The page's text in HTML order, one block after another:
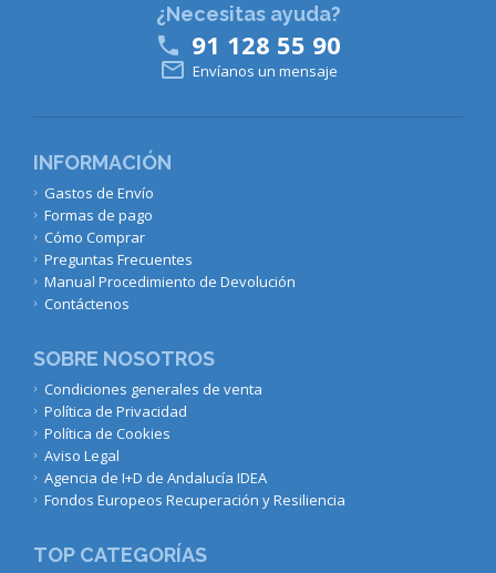
INFORMACIÓN
Gastos de Envío
Formas de pago
Cómo Comprar
Preguntas Frecuentes
Manual Procedimiento de Devolución
Contáctenos
SOBRE NOSOTROS
Condiciones generales de venta
Política de Privacidad
Política de Cookies
Aviso Legal
Agencia de I+D de Andalucía IDEA
Fondos Europeos Recuperación y Resiliencia
TOP CATEGORÍAS
¿Necesitas ayuda?
 91 128 55 90
 Envíanos un mensaje